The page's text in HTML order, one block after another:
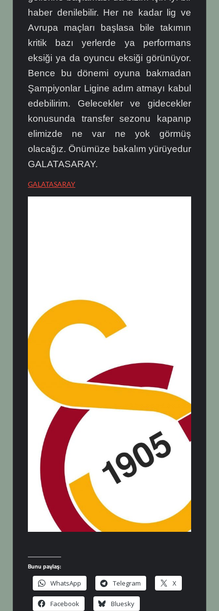
haber denilebilir. Her ne kadar lig ve
Avrupa maçları başlasa bile takımın
kritik bazı yerlerde ya performans
eksiği ya da oyuncu eksiği görünüyor.
Bence bu dönemi oyuna bakmadan
Şampiyonlar Ligine adım atmayı kabul
edebilirim. Gelecekler ve gidecekler
konusunda transfer sezonu kapanıp
elimizde ne var ne yok görmüş
olacağız. Önümüze bakalım yürüyedur
GALATASARAY.
GALATASARAY
Bunu paylaş:
WhatsApp Telegram X
Facebook Bluesky